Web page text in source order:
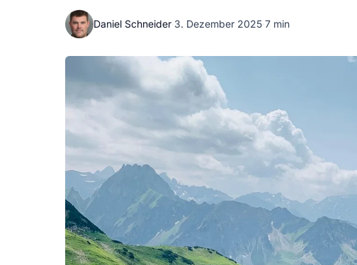
Daniel Schneider·3. Dezember 2025·7 min